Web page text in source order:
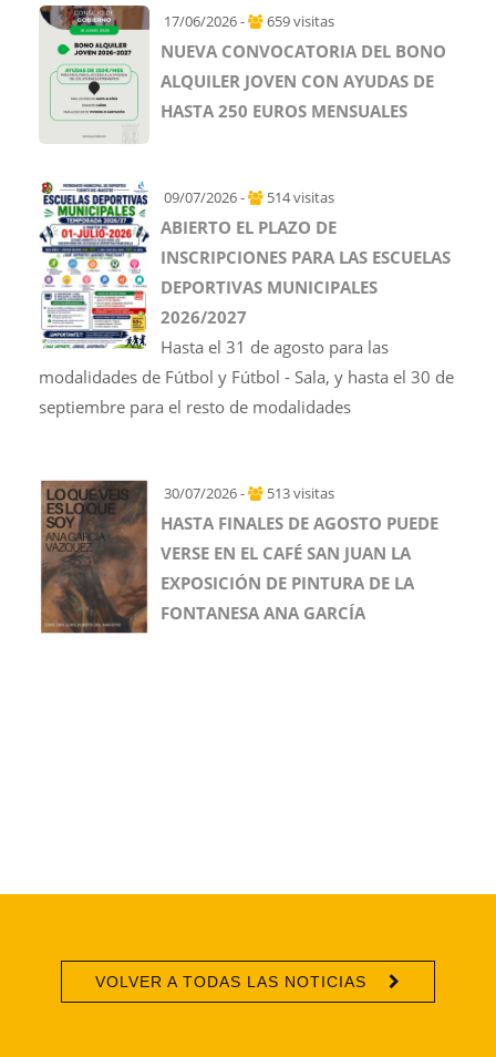
17/06/2026 - 659 visitas
NUEVA CONVOCATORIA DEL BONO
ALQUILER JOVEN CON AYUDAS DE
HASTA 250 EUROS MENSUALES
09/07/2026 - 514 visitas
ABIERTO EL PLAZO DE
INSCRIPCIONES PARA LAS ESCUELAS
DEPORTIVAS MUNICIPALES
2026/2027
Hasta el 31 de agosto para las
modalidades de Fútbol y Fútbol - Sala, y hasta el 30 de
septiembre para el resto de modalidades
30/07/2026 - 513 visitas
HASTA FINALES DE AGOSTO PUEDE
VERSE EN EL CAFÉ SAN JUAN LA
EXPOSICIÓN DE PINTURA DE LA
FONTANESA ANA GARCÍA
VOLVER A TODAS LAS NOTICIAS